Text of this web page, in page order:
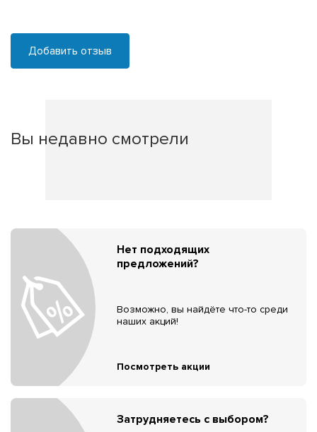
Добавить отзыв
Вы недавно смотрели
Нет подходящих
предложений?
Возможно, вы найдёте что-то среди
наших акций!
Посмотреть акции
Затрудняетесь с выбором?